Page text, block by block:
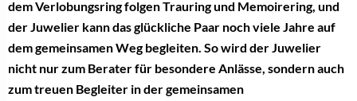
dem Verlobungsring folgen Trauring und Memoirering, und
der Juwelier kann das glückliche Paar noch viele Jahre auf
dem gemeinsamen Weg begleiten. So wird der Juwelier
nicht nur zum Berater für besondere Anlässe, sondern auch
zum treuen Begleiter in der gemeinsamen